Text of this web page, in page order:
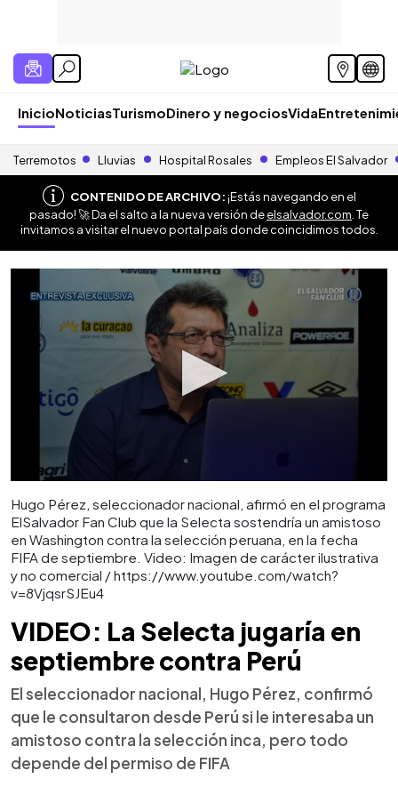
InicioNoticiasTurismoDinero y negociosVida
Terremotos Lluvias Hospital Rosales Empleos El Salvador
CONTENIDO DE ARCHIVO:¡Estás navegando en el
pasado! 🚀 Da el salto a la nueva versión deelsalvador.com . Te
invitamos a visitar el nuevo portal país donde coincidimos todos.
Hugo Pérez, seleccionador nacional, afirmó en el programa
ElSalvador Fan Club que la Selecta sostendría un amistoso
en Washington contra la selección peruana, en la fecha
FIFA de septiembre. Video: Imagen de carácter ilustrativa
y no comercial / https://www.youtube.com/watch?
v=8VjqsrSJEu4
VIDEO: La Selecta jugaría en
septiembre contra Perú
El seleccionador nacional, Hugo Pérez, confirmó
que le consultaron desde Perú si le interesaba un
amistoso contra la selección inca, pero todo
depende del permiso de FIFA